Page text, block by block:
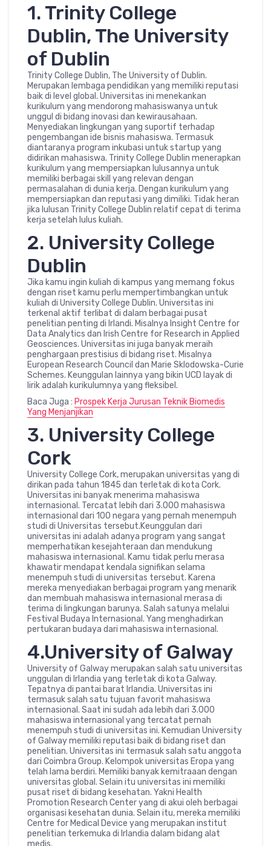
1. Trinity College
Dublin, The University
of Dublin
Trinity College Dublin, The University of Dublin.
Merupakan lembaga pendidikan yang memiliki reputasi
baik di level global. Universitas ini menekankan
kurikulum yang mendorong mahasiswanya untuk
unggul di bidang inovasi dan kewirausahaan.
Menyediakan lingkungan yang suportif terhadap
pengembangan ide bisnis mahasiswa. Termasuk
diantaranya program inkubasi untuk startup yang
didirikan mahasiswa. Trinity College Dublin menerapkan
kurikulum yang mempersiapkan lulusannya untuk
memiliki berbagai skill yang relevan dengan
permasalahan di dunia kerja. Dengan kurikulum yang
mempersiapkan dan reputasi yang dimiliki. Tidak heran
jika lulusan Trinity College Dublin relatif cepat di terima
kerja setelah lulus kuliah.
2. University College
Dublin
Jika kamu ingin kuliah di kampus yang memang fokus
dengan riset kamu perlu mempertimbangkan untuk
kuliah di University College Dublin. Universitas ini
terkenal aktif terlibat di dalam berbagai pusat
penelitian penting di Irlandi. Misalnya Insight Centre for
Data Analytics dan Irish Centre for Research in Applied
Geosciences. Universitas ini juga banyak meraih
penghargaan prestisius di bidang riset. Misalnya
European Research Council dan Marie Sklodowska-Curie
Schemes. Keunggulan lainnya yang bikin UCD layak di
lirik adalah kurikulumnya yang fleksibel.
Baca Juga : Prospek Kerja Jurusan Teknik Biomedis
Yang Menjanjikan
3. University College
Cork
University College Cork, merupakan universitas yang di
dirikan pada tahun 1845 dan terletak di kota Cork.
Universitas ini banyak menerima mahasiswa
internasional. Tercatat lebih dari 3.000 mahasiswa
internasional dari 100 negara yang pernah menempuh
studi di Universitas tersebut.Keunggulan dari
universitas ini adalah adanya program yang sangat
memperhatikan kesejahteraan dan mendukung
mahasiswa internasional. Kamu tidak perlu merasa
khawatir mendapat kendala signifikan selama
menempuh studi di universitas tersebut. Karena
mereka menyediakan berbagai program yang menarik
dan membuah mahasiswa internasional merasa di
terima di lingkungan barunya. Salah satunya melalui
Festival Budaya Internasional. Yang menghadirkan
pertukaran budaya dari mahasiswa internasional.
4.University of Galway
University of Galway merupakan salah satu universitas
unggulan di Irlandia yang terletak di kota Galway.
Tepatnya di pantai barat Irlandia. Universitas ini
termasuk salah satu tujuan favorit mahasiswa
internasional. Saat ini sudah ada lebih dari 3.000
mahasiswa internasional yang tercatat pernah
menempuh studi di universitas ini. Kemudian University
of Galway memiliki reputasi baik di bidang riset dan
penelitian. Universitas ini termasuk salah satu anggota
dari Coimbra Group. Kelompok universitas Eropa yang
telah lama berdiri. Memiliki banyak kemitraaan dengan
universitas global. Selain itu universitas ini memiliki
pusat riset di bidang kesehatan. Yakni Health
Promotion Research Center yang di akui oleh berbagai
organisasi kesehatan dunia. Selain itu, mereka memiliki
Centre for Medical Device yang merupakan institut
penelitian terkemuka di Irlandia dalam bidang alat
medis.